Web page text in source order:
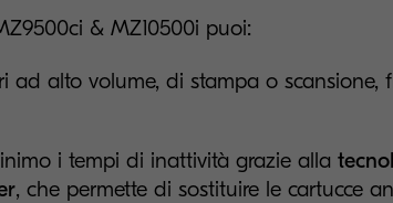
& MZ10500i puoi:
ad alto volume, di stampa o scansione,
i tempi di inattività grazie alla
, che permette di sostituire le cartucce